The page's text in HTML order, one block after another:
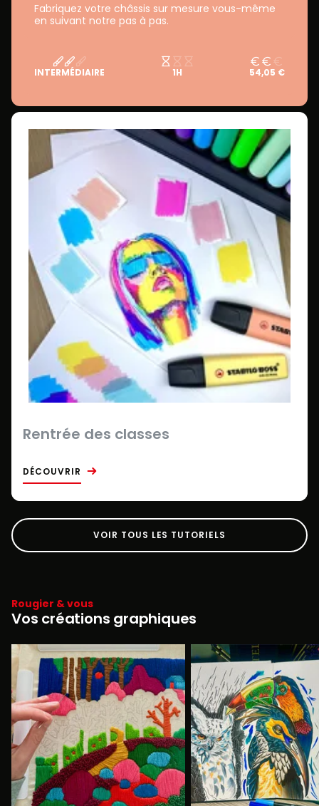
Fabriquez votre châssis sur mesure vous-même
en suivant notre pas à pas.
INTERMÉDIAIRE 1H 54,05 €
Rentrée des classes
DÉCOUVRIR
VOIR TOUS LES TUTORIELS
Rougier & vous
Vos créations graphiques